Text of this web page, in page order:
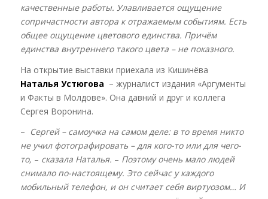
качественные работы. Улавливается ощущение
сопричастности автора к отражаемым событиям. Есть
общее ощущение цветового единства. Причём
единства внутреннего такого цвета – не показного.
На открытие выставки приехала из Кишинёва
Наталья Устюгова – журналист издания «Аргументы
и Факты в Молдове». Она давний и друг и коллега
Сергея Воронина.
– Сергей – самоучка на самом деле: в то время никто
не учил фотографировать – для кого-то или для чего-
то, – сказала Наталья. – Поэтому очень мало людей
снимало по-настоящему. Это сейчас у каждого
мобильный телефон, и он считает себя виртуозом… И